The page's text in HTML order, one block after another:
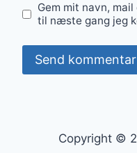
Gem mit navn,
til næste gang jeg
Copyright ©